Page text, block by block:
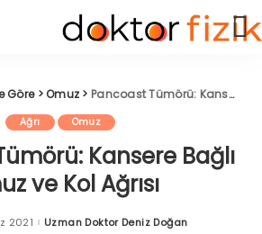
Göre> Omuz > Pancoast Tümörü: Kansere Bağlı Omuz ve Kol Ağrısı
Ağrı Omuz
Kansere Bağlı
ve Kol Ağrısı
2021 Posted
Uzman Doktor Deniz Doğan